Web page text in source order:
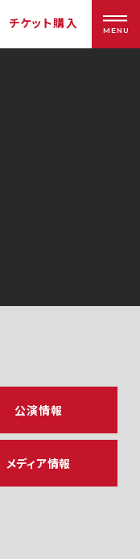
チケット購入 MENU
公演情報
メディア情報